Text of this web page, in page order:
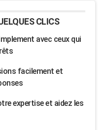
CLICS
avec ceux qui
facilement et
expertise et aidez les